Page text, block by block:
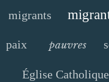
migrants
paix pauvres
Église Catholique